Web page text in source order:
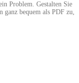
Problem. Gestalten Sie
ganz bequem als PDF zu,